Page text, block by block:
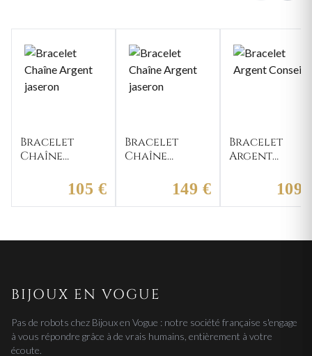
Bracelet
Chaîne
105 €
Bracelet
Chaîne
149 €
Bracelet
Argent
109
BIJOUX EN VOGUE
Pas de robots chez Bijoux en Vogue : notre société française s'engage
à vous répondre grâce à de vrais humains, entièrement à votre
écoute.